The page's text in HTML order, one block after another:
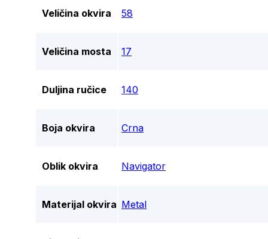
Veličina okvira 58
Veličina mosta 17
Duljina ručice 140
Boja okvira Crna
Oblik okvira Navigator
Materijal okvira Metal